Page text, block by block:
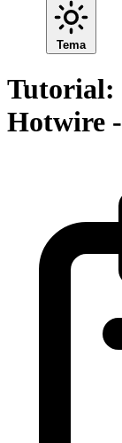
Tema
Tutorial:
Hotwire